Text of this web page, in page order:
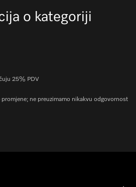
o kategoriji
25% PDV
ne preuzimamo nikakvu odgovornost